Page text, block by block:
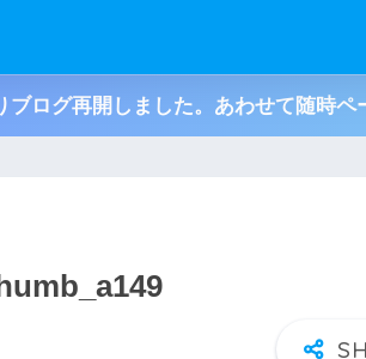
ブログ再開しました。あわせて随時ペ